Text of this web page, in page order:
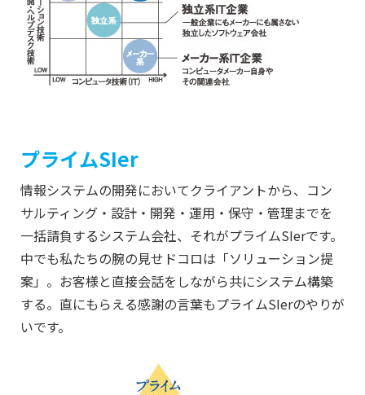
プライムSIer
情報システムの開発においてクライアントから、コン
サルティング・設計・開発・運用・保守・管理までを
一括請負するシステム会社、それがプライムSIerです。
中でも私たちの腕の見せドコロは「ソリューション提
案」。お客様と直接会話をしながら共にシステム構築
する。直にもらえる感謝の言葉もプライムSIerのやりが
いです。